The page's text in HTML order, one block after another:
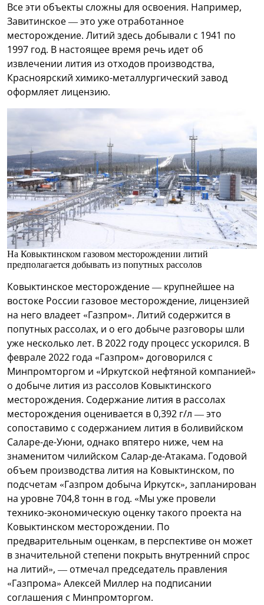
Все эти объекты сложны для освоения. Например,
Завитинское — это уже отработанное
месторождение. Литий здесь добывали с 1941 по
1997 год. В настоящее время речь идет об
извлечении лития из отходов производства,
Красноярский химико-металлургический завод
оформляет лицензию.
На Ковыктинском газовом месторождении литий
предполагается добывать из попутных рассолов
Ковыктинское месторождение — крупнейшее на
востоке России газовое месторождение, лицензией
на него владеет «Газпром». Литий содержится в
попутных рассолах, и о его добыче разговоры шли
уже несколько лет. В 2022 году процесс ускорился. В
феврале 2022 года «Газпром» договорился с
Минпромторгом и «Иркутской нефтяной компанией»
о добыче лития из рассолов Ковыктинского
месторождения. Содержание лития в рассолах
месторождения оценивается в 0,392 г/л — это
сопоставимо с содержанием лития в боливийском
Саларе-де-Уюни, однако впятеро ниже, чем на
знаменитом чилийском Салар-де-Атакама. Годовой
объем производства лития на Ковыктинском, по
подсчетам «Газпром добыча Иркутск», запланирован
на уровне 704,8 тонн в год. «Мы уже провели
технико-экономическую оценку такого проекта на
Ковыктинском месторождении. По
предварительным оценкам, в перспективе он может
в значительной степени покрыть внутренний спрос
на литий», — отмечал председатель правления
«Газпрома» Алексей Миллер на подписании
соглашения с Минпромторгом.